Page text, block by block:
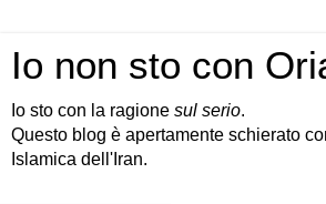
Io non sto con
Io sto con la ragione sul serio.
Questo blog è apertamente schierato
Islamica dell'Iran.